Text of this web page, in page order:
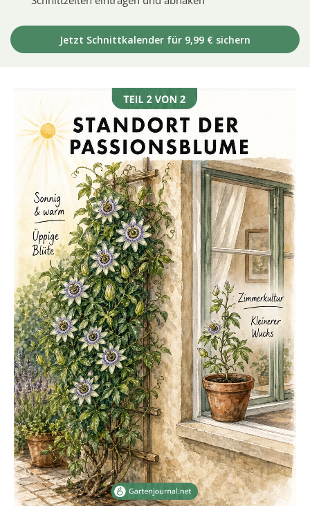
Jetzt Schnittkalender für 9,99 € sichern